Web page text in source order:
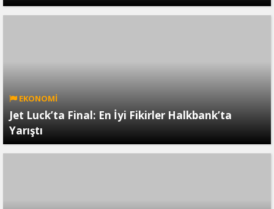
EKONOMİ
Jet Luck’ta Final: En İyi Fikirler Halkbank’ta
Yarıştı